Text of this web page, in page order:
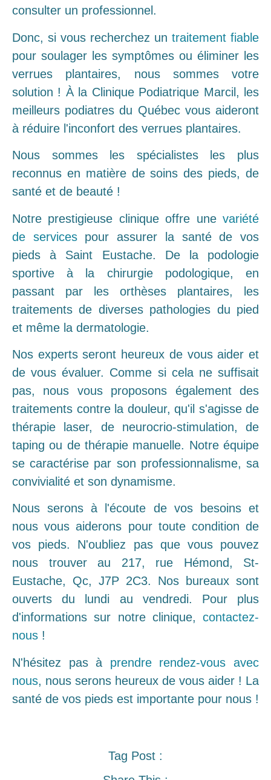
consulter un professionnel.
Donc, si vous recherchez un traitement fiable
pour soulager les symptômes ou éliminer les
verrues plantaires, nous sommes votre
solution ! À la Clinique Podiatrique Marcil, les
meilleurs podiatres du Québec vous aideront
à réduire l'inconfort des verrues plantaires.
Nous sommes les spécialistes les plus
reconnus en matière de soins des pieds, de
santé et de beauté !
Notre prestigieuse clinique offre une variété
de servicespour assurer la santé de vos
pieds à Saint Eustache. De la podologie
sportive à la chirurgie podologique, en
passant par les orthèses plantaires, les
traitements de diverses pathologies du pied
et même la dermatologie.
Nos experts seront heureux de vous aider et
de vous évaluer. Comme si cela ne suffisait
pas, nous vous proposons également des
traitements contre la douleur, qu'il s'agisse de
thérapie laser, de neurocrio-stimulation, de
taping ou de thérapie manuelle. Notre équipe
se caractérise par son professionnalisme, sa
convivialité et son dynamisme.
Nous serons à l'écoute de vos besoins et
nous vous aiderons pour toute condition de
vos pieds. N'oubliez pas que vous pouvez
nous trouver au 217, rue Hémond, St-
Eustache, Qc, J7P 2C3. Nos bureaux sont
ouverts du lundi au vendredi. Pour plus
d'informations sur notre clinique, contactez-
nous !
N'hésitez pas à prendre rendez-vous avec
nous, nous serons heureux de vous aider ! La
santé de vos pieds est importante pour nous !
Tag Post :